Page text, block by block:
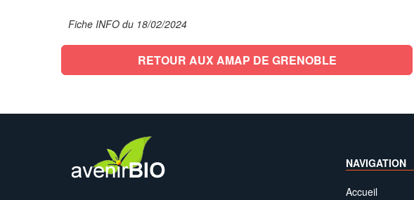
Fiche INFO du 18/02/2024
RETOUR AUX AMAP DE GRENOBLE
NAVIGATION
Accueil